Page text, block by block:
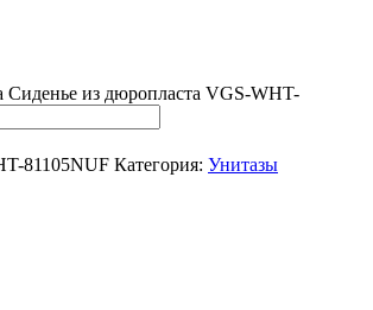
Сиденье из дюропласта VGS-WHT-
81105NUF Категория: Унитазы